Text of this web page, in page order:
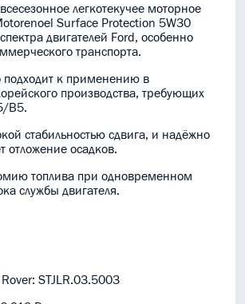
легкотекучее моторное
Surface Protection 5W30
двигателей Ford, особенно
транспорта.
подходит к применению в
производства, требующих
B5.
стабильностью сдвига, и надёжно
отложение осадков.
топлива при одновременном
службы двигателя.
STJLR.03.5003